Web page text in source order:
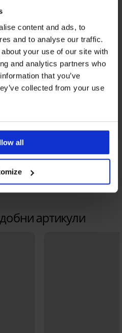
content and ads, to
and to analyse our traffic.
your use of our site with
and analytics partners who
that you’ve
collected from your use
all
талия
€(64,52 лв.)
артикули